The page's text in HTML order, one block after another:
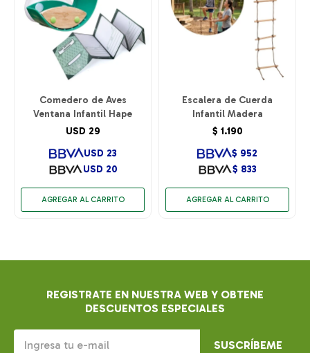
Comedero de Aves
Ventana Infantil Hape
USD 29
USD 20
USD 23
Escalera de Cuerda
Infantil Madera
$ 1.190
$ 833
$ 952
REGISTRATE EN NUESTRA WEB Y OBTENE
DESCUENTOS ESPECIALES
SUSCRÍBEME